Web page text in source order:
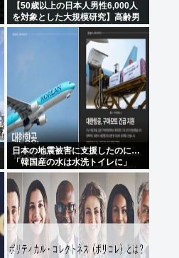
【50歳以上の日本人男性6,000人
を対象とした大規模研究】高齢男
性の性的な最優先事項は性的興奮
日本の地震被害に支援したのに…
「韓国産の水は水洗トイレに」